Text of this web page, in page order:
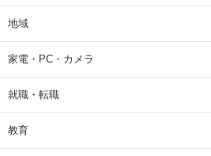
地域
家電・PC・カメラ
就職・転職
教育